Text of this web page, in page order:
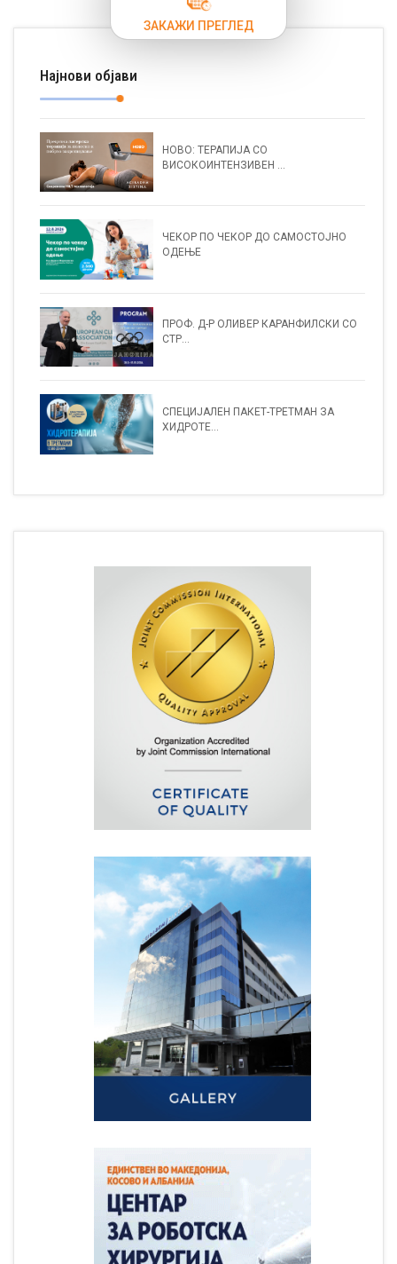
Најнови објави
НОВО: ТЕРАПИЈА СО
ВИСОКОИНТЕНЗИВЕН ...
ЧЕКОР ПО ЧЕКОР ДО САМОСТОЈНО
ОДЕЊЕ
ПРОФ. Д-Р ОЛИВЕР КАРАНФИЛСКИ СО
СТР...
СПЕЦИЈАЛЕН ПАКЕТ-ТРЕТМАН ЗА
ХИДРОТЕ...
ЗАКАЖИ ПРЕГЛЕД